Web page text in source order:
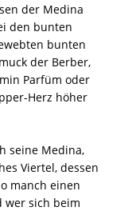
der Medina
den bunten
bunten
der Berber,
Parfüm oder
Herz höher
seine Medina,
Viertel, dessen
manch einen
wer sich beim